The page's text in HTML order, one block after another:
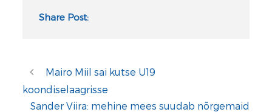
Share Post:
Mairo Miil sai kutse U19
koondiselaagrisse
Sander Viira: mehine mees suudab nõrgemaid